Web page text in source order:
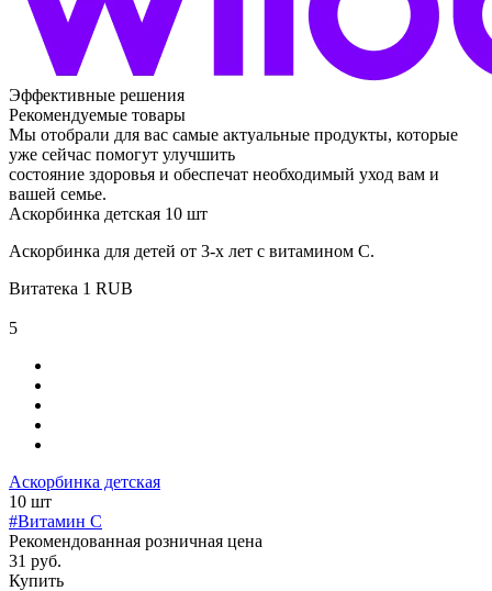
Эффективные решения
Рекомендуемые товары
Мы отобрали для вас самые актуальные продукты, которые
уже сейчас помогут улучшить
состояние здоровья и обеспечат необходимый уход вам и
вашей семье.
Аскорбинка детская 10 шт
Аскорбинка для детей от 3-х лет с витамином С.
Витатека 1 RUB
5
Аскорбинка детская
10 шт
#Витамин C
Рекомендованная розничная цена
31 руб.
Купить